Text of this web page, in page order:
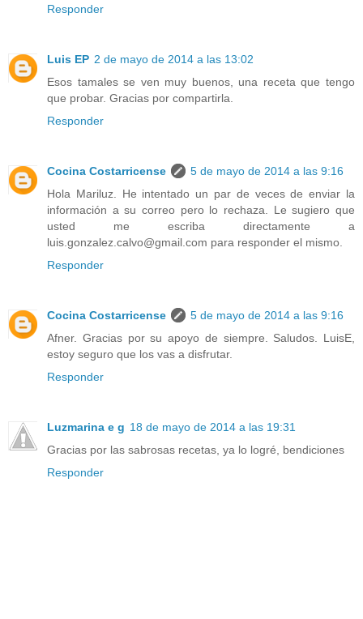
Responder
Luis EP 2 de mayo de 2014 a las 13:02
Esos tamales se ven muy buenos, una receta que tengo
que probar. Gracias por compartirla.
Responder
Cocina Costarricense
5 de mayo de 2014 a las 9:16
Hola Mariluz. He intentado un par de veces de enviar la
información a su correo pero lo rechaza. Le sugiero que
usted me escriba directamente a
luis.gonzalez.calvo@gmail.com para responder el mismo.
Responder
Cocina Costarricense
5 de mayo de 2014 a las 9:16
Afner. Gracias por su apoyo de siempre. Saludos. LuisE,
estoy seguro que los vas a disfrutar.
Responder
Luzmarina e g 18 de mayo de 2014 a las 19:31
Gracias por las sabrosas recetas, ya lo logré, bendiciones
Responder